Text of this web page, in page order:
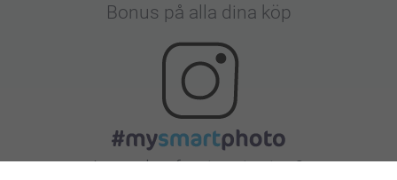
Bonus på alla dina köp
Letar du efter inspiration?